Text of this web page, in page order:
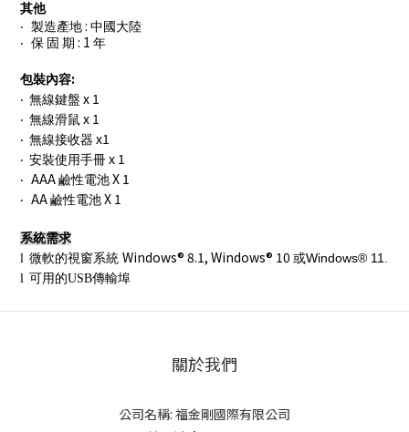
其他
‧ 製造產地 : 中國大陸
‧ 保 固 期 : 1 年
包裝內容:
‧ 無線鍵盤 x 1
‧ 無線滑鼠 x 1
‧ 無線接收器 x1
‧ 安裝使用手冊 x 1
‧ AAA 鹼性電池 X 1
‧ AA 鹼性電池 X 1
系統需求
l 微軟的視窗系統 Windows® 8.1, Windows® 10 或Windows® 11.
l 可用的USB傳輸埠
關於我們
公司名稱: 福金剛國際有限公司